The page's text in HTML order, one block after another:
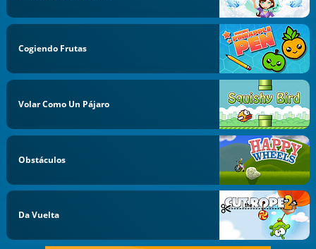
Cogiendo Frutas
Volar Como Un Pájaro
Obstáculos
Da Vuelta